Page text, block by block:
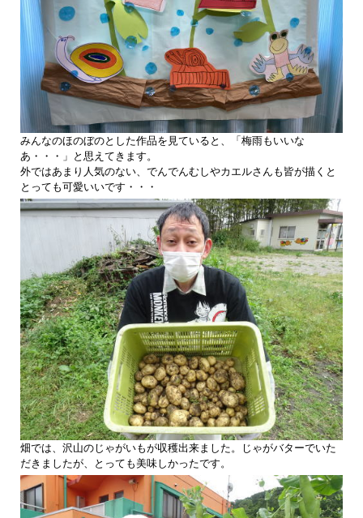
みんなのほのぼのとした作品を見ていると、「梅雨もいいな
あ・・・」と思えてきます。
外ではあまり人気のない、でんでんむしやカエルさんも皆が描くと
とっても可愛いいです・・・
畑では、沢山のじゃがいもが収穫出来ました。じゃがバターでいた
だきましたが、とっても美味しかったです。